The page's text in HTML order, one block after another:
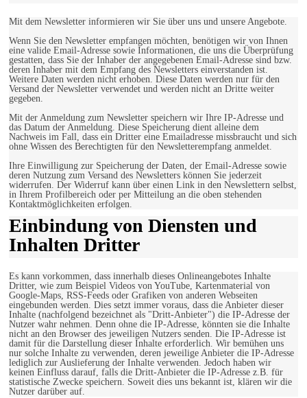
Mit dem Newsletter informieren wir Sie über uns und unsere Angebote.
Wenn Sie den Newsletter empfangen möchten, benötigen wir von Ihnen
eine valide Email-Adresse sowie Informationen, die uns die Überprüfung
gestatten, dass Sie der Inhaber der angegebenen Email-Adresse sind bzw.
deren Inhaber mit dem Empfang des Newsletters einverstanden ist.
Weitere Daten werden nicht erhoben. Diese Daten werden nur für den
Versand der Newsletter verwendet und werden nicht an Dritte weiter
gegeben.
Mit der Anmeldung zum Newsletter speichern wir Ihre IP-Adresse und
das Datum der Anmeldung. Diese Speicherung dient alleine dem
Nachweis im Fall, dass ein Dritter eine Emailadresse missbraucht und sich
ohne Wissen des Berechtigten für den Newsletterempfang anmeldet.
Ihre Einwilligung zur Speicherung der Daten, der Email-Adresse sowie
deren Nutzung zum Versand des Newsletters können Sie jederzeit
widerrufen. Der Widerruf kann über einen Link in den Newslettern selbst,
in Ihrem Profilbereich oder per Mitteilung an die oben stehenden
Kontaktmöglichkeiten erfolgen.
Einbindung von Diensten und
Inhalten Dritter
Es kann vorkommen, dass innerhalb dieses Onlineangebotes Inhalte
Dritter, wie zum Beispiel Videos von YouTube, Kartenmaterial von
Google-Maps, RSS-Feeds oder Grafiken von anderen Webseiten
eingebunden werden. Dies setzt immer voraus, dass die Anbieter dieser
Inhalte (nachfolgend bezeichnet als "Dritt-Anbieter") die IP-Adresse der
Nutzer wahr nehmen. Denn ohne die IP-Adresse, könnten sie die Inhalte
nicht an den Browser des jeweiligen Nutzers senden. Die IP-Adresse ist
damit für die Darstellung dieser Inhalte erforderlich. Wir bemühen uns
nur solche Inhalte zu verwenden, deren jeweilige Anbieter die IP-Adresse
lediglich zur Auslieferung der Inhalte verwenden. Jedoch haben wir
keinen Einfluss darauf, falls die Dritt-Anbieter die IP-Adresse z.B. für
statistische Zwecke speichern. Soweit dies uns bekannt ist, klären wir die
Nutzer darüber auf.